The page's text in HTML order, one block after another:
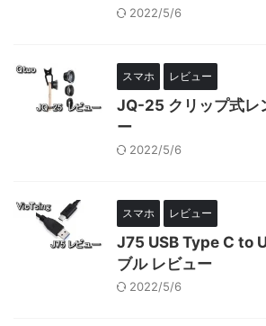
2022/5/6
スマホ レビュー
JQ-25 クリップ式レ
ー
2022/5/6
スマホ レビュー
J75 USB Type C to
ブル レビュー
2022/5/6